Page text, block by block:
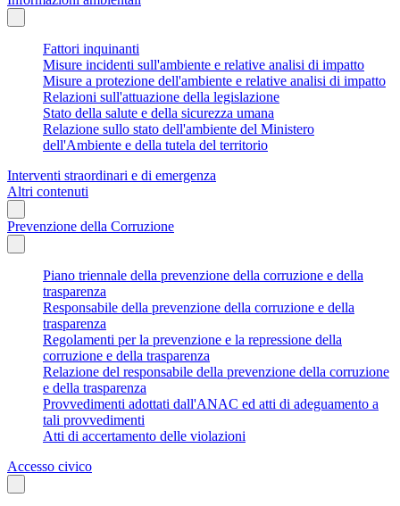
Fattori inquinanti
Misure incidenti sull'ambiente e relative analisi di impatto
Misure a protezione dell'ambiente e relative analisi di impatto
Relazioni sull'attuazione della legislazione
Stato della salute e della sicurezza umana
Relazione sullo stato dell'ambiente del Ministero
dell'Ambiente e della tutela del territorio
Interventi straordinari e di emergenza
Altri contenuti
Prevenzione della Corruzione
Piano triennale della prevenzione della corruzione e della
trasparenza
Responsabile della prevenzione della corruzione e della
trasparenza
Regolamenti per la prevenzione e la repressione della
corruzione e della trasparenza
Relazione del responsabile della prevenzione della corruzione
e della trasparenza
Provvedimenti adottati dall'ANAC ed atti di adeguamento a
tali provvedimenti
Atti di accertamento delle violazioni
Accesso civico